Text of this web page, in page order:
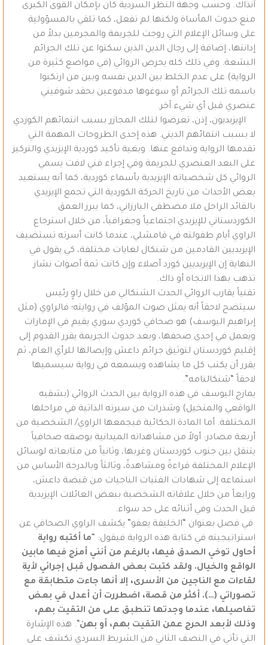
آنذاك. وحسب وجهة النظر السردية كان بإمكان القوى الكبرى
منع حدوث المأساة ولكنها لم تفعل، كما تلقي بالمسؤولية
على وسائل الإعلام التي روجت للجريمة والمجرمين بدلاً من
إدانتها، إضافة إلى رجال الدين الذين سكتوا عن تلك الجرائم
البشعة. وفي ذلك كله يحرص الروائي (في مواضع كثيرة من
الرواية) على عدم الخلط بين الدين نفسه وبين من ارتكبوا
باسمه تلك الجرائم أو سوغوها مدفوعين بحقد شوفيني
عنصري قبل أي شيء آخر.
الإيزيديون، إذن، تعرضوا لتلك المجازر بسبب انتمائهم الكوردي
لا بسبب انتمائهم الديني. هذه إحدى الطروحات المهمة التي
تقدمها الرواية وتدافع عنها. وبغية تأكيد كوردية الإيزيدي والتركيز
على البعد العنصري للجريمة وفي إجراء فني لافت يسمي
الروائي كل شخصياته الإيزيدية بأسماء كوردية، كما أنه يستعيد
بعض الأحداث من تاريخ الحركة الكوردية التي تجمع الإيزيدي
بالقائد الراحل ملا مصطفى البارزاني، كما يبرز العمق
الكوردستاني للإيزيدي اجتماعياً وجغرافياً، من خلال استرجاع
الراوي أيام طفولته في قامشلي، عندما كانت أسرته تستضيف
الإيزيديين القادمين من شنكال لغايات مختلفة، كي يقول في
النهاية إن الإيزيديين كورد أصلاء وإن كانت ثمة أصوات نشاز
تذهب بهذا الاتجاه أو ذاك.
تقنياً يقارب الروائي الحدث الشنكالي من خلال راوٍ رئيس
سيتضح لاحقاً أنه يمثل صوت المؤلف في روايته؛ فالراوي (مثل
إبراهيم اليوسف) هو صحافي كوردي سوري يقيم في الإمارات
ويعمل في إحدى صحفها، وبعد حدوث الجريمة يقرر القدوم إلى
إقليم كوردستان لتوثيق جرائم داعش وإيصالها للرأي العام، ثم
يقرر أن يكتب كل ما يشاهده ويسمعه في رواية سيسميها
لاحقاً “شنكالنامه”.
يمازج اليوسف في هذه الرواية بين الحدث الروائي (بشقيه
الواقعي والمتخيل) وشذرات من سيرته الذاتية في مراحلها
المختلفة. أما المادة الحكائية فيجمعها الراوي/ الشخصية من
أربعة مصادر: أولاً من مشاهداته الميدانية بوصفه صحافياً
يتنقل بين جنوب كوردستان وغربها، وثانياً من متابعاته لوسائل
الإعلام المختلفة قراءةً ومشاهدةً، وثالثاً وبالدرجة الأساس من
استماعه إلى شهادات الفتيات الناجيات من قبضة داعش،
ورابعاً من خلال علاقاته الشخصية ببعض العائلات الإيزيدية
قبل الحدث وفي أثنائه على حد سواء.
في فصل بعنوان “الخليفة يعفو” يكشف الراوي الصحافي عن
استراتيجيته في كتابة هذه الرواية فيقول: “ ما أكتبه رواية
أحاول توخي الصدق فيها، بالرغم من أنني أمزج فيها مابين
الواقع والخيال. ولقد كتبت بعض الفصول قبل إجرائي لأية
لقاءات مع الناجين من الأسرى، إلا أنها جاءت متطابقة مع
تصوراتي (…). أكثر من قصة، اضطررت أن أعدل في بعض
تفاصيلها، عندما وجدتها تنطبق على من التقيت بهم،
وذلك لأبعد الحرج عمن التقيت بهم، أو بهن “. هذه الإشارة
التي تأتي في النصف الثاني من الشريط السردي تكشف على